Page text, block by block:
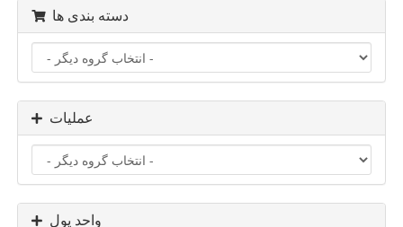
دسته بندی ها
عملیات
واحد پول